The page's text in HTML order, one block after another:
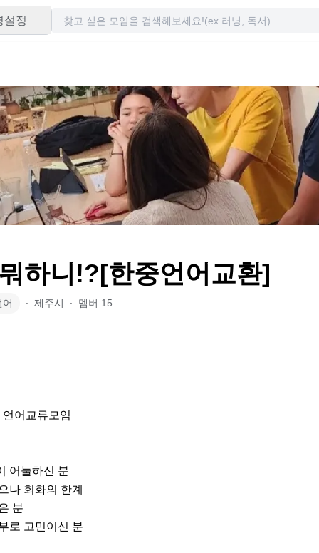
설정
하니!?[한중언어교환]
어 ∙ 제주시 ∙ 멤버 15
어교류모임
어눌하신 분
나 회화의 한계
분
로 고민이신 분